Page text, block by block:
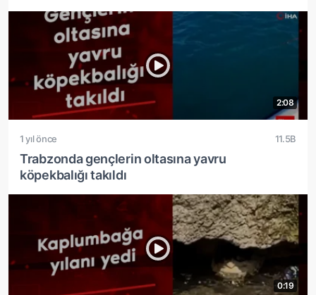
2:08
1 yıl önce 11.5B
Trabzonda gençlerin oltasına yavru
köpekbalığı takıldı
0:19